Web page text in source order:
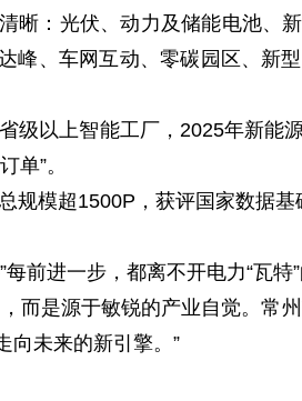
：光伏、动力及储能电池、新
峰、车网互动、零碳园区、新
以上智能工厂，2025年新能
单”。
模超1500P，获评国家数据基
进一步，都离不开电力“瓦特”
是源于敏锐的产业自觉。常
向未来的新引擎。”